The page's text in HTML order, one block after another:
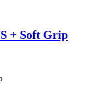
+ Soft Grip